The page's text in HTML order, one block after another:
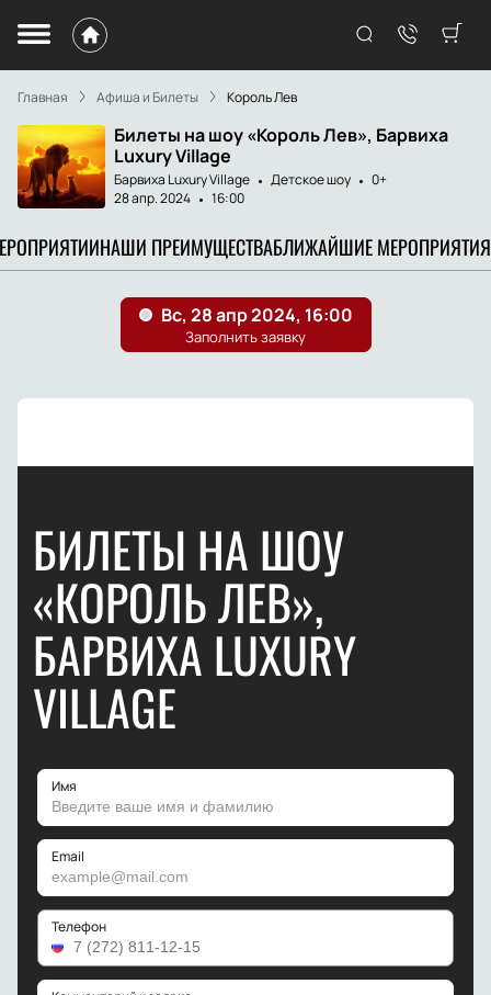
Главная Афиша и Билеты Король Лев
Билеты на шоу «Король Лев», Барвиха
Luxury Village
Барвиха Luxury Village Детское шоу
0+
28 апр. 2024
16:00
НАШИ ПРЕИМУЩЕСТВАБЛИЖАЙШИЕ МЕРОПРИЯТИЯ
БИЛЕТЫ НА ШОУ
«КОРОЛЬ ЛЕВ»,
БАРВИХА LUXURY
VILLAGE
Имя
Email
Телефон